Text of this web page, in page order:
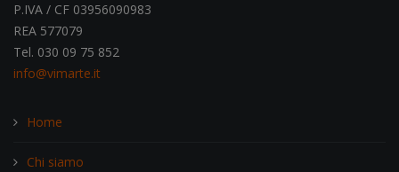
P.IVA / CF 03956090983
REA 577079
Tel. 030 09 75 852
info@vimarte.it
Home
Chi siamo